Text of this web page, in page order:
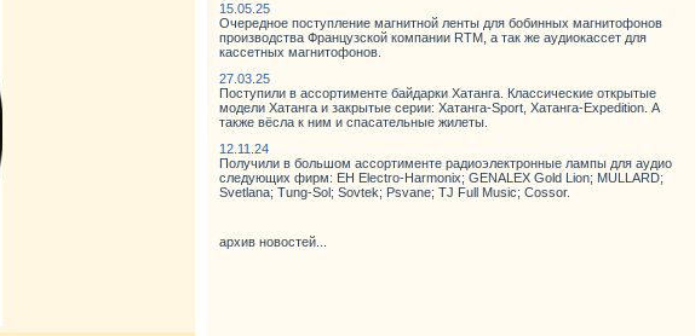
15.05.25
Очередное поступление магнитной ленты для бобинных магнитофонов
производства Французской компании RTM, а так же аудиокассет для
кассетных магнитофонов.
27.03.25
Поступили в ассортименте байдарки Хатанга. Классические открытые
модели Хатанга и закрытые серии: Хатанга-Sport, Хатанга-Expedition. А
также вёсла к ним и спасательные жилеты.
12.11.24
Получили в большом ассортименте радиоэлектронные лампы для аудио
следующих фирм: EH Electro-Harmonix; GENALEX Gold Lion; MULLARD;
Svetlana; Tung-Sol; Sovtek; Psvane; TJ Full Music; Cossor.
архив новостей...